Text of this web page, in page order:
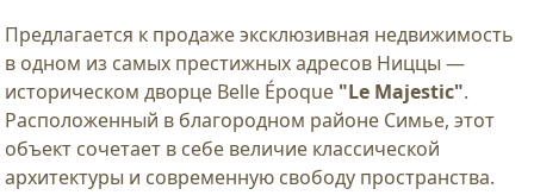
Предлагается к продаже эксклюзивная недвижимость
в одном из самых престижных адресов Ниццы —
историческом дворце Belle Époque "Le Majestic".
Расположенный в благородном районе Симье, этот
объект сочетает в себе величие классической
архитектуры и современную свободу пространства.